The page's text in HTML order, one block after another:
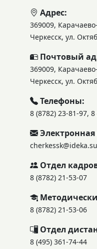
Адрес:
369009,
Черкесск, ул.
Почтовый
369009,
Черкесск, ул.
Телефоны:
8 (8782) 23-81-97,
Электронная
cherkessk@ideka.su
Отдел
8 (8782) 21-53-07
8 (8782) 21-53-06
Отдел
8 (495) 361-74-44